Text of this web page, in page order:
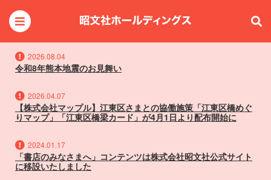
2026.08.04
令和8年熊本地震のお見舞い
2026.04.07
【株式会社マップル】江東区さまとの協働施策「江東区橋めぐ
りマップ」「江東区橋梁カード」が4月1日より配布開始に
2024.01.17
「書店のみなさまへ」コンテンツは株式会社昭文社公式サイト
に移設いたしました